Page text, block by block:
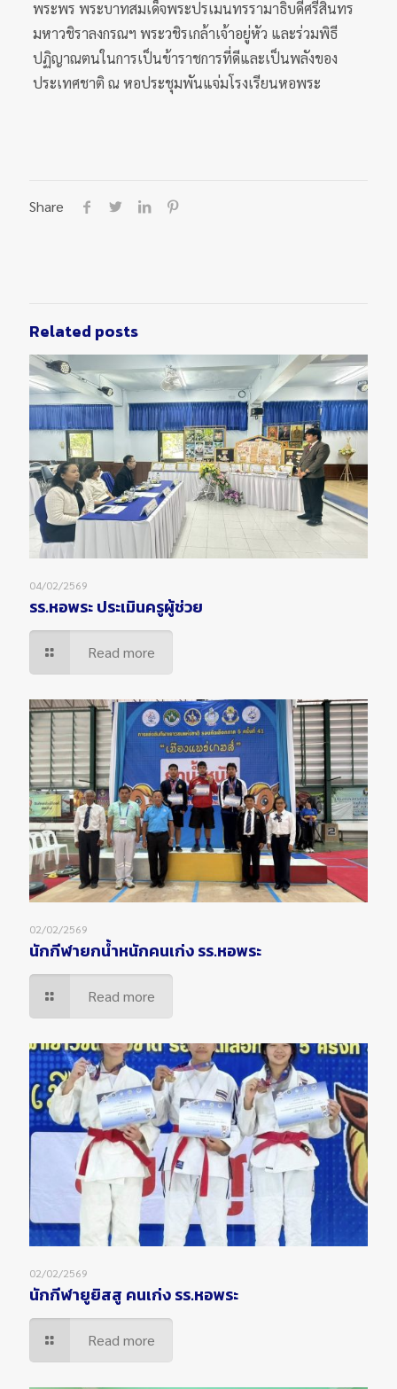
พระพร พระบาทสมเด็จพระปรเมนทรรามาธิบดีศรีสินทร
มหาวชิราลงกรณฯ พระวชิรเกล้าเจ้าอยู่หัว และร่วมพิธี
ปฏิญาณตนในการเป็นข้าราชการที่ดีและเป็นพลังของ
ประเทศชาติ ณ หอประชุมพันแจ่มโรงเรียนหอพระ
Share
Related posts
04/02/2569
รร.หอพระ ประเมินครูผู้ช่วย
Read more
02/02/2569
นักกีฬายกน้ำหนักคนเก่ง รร.หอพระ
Read more
02/02/2569
นักกีฬายูยิสสู คนเก่ง รร.หอพระ
Read more